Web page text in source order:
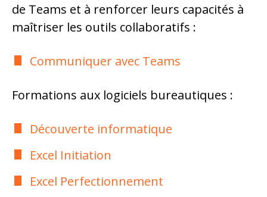
de Teams et à renforcer leurs capacités à
maîtriser les outils collaboratifs :
Communiquer avec Teams
Formations aux logiciels bureautiques :
Découverte informatique
Excel Initiation
Excel Perfectionnement